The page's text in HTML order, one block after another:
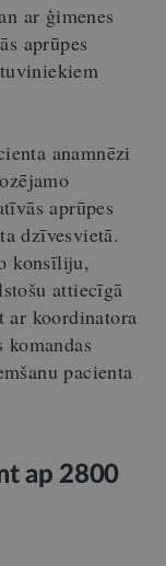
ar ģimenes
aprūpes
anamnēzi
aprūpes
dzīvesvietā.
konsīliju,
attiecīgā
ar koordinatora
pacienta
ap 2800